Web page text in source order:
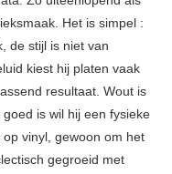
Het is simpel :
de stijl is niet van
kiest hij platen vaak
resultaat. Wout is
is wil hij een fysieke
vinyl, gewoon om het
gegroeid met